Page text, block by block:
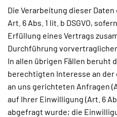
Die Verarbeitung dieser
Art. 6 Abs. 1 lit. b DSGVO,
Erfüllung eines Vertrags
Durchführung
In allen übrigen Fällen beruht
berechtigten Interesse an
an uns gerichteten Anfragen
auf Ihrer Einwilligung (Art. 6
abgefragt wurde; die